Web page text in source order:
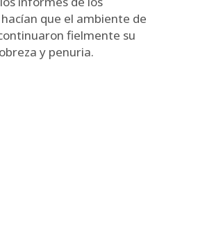
que el ambiente de
fielmente su
y penuria.